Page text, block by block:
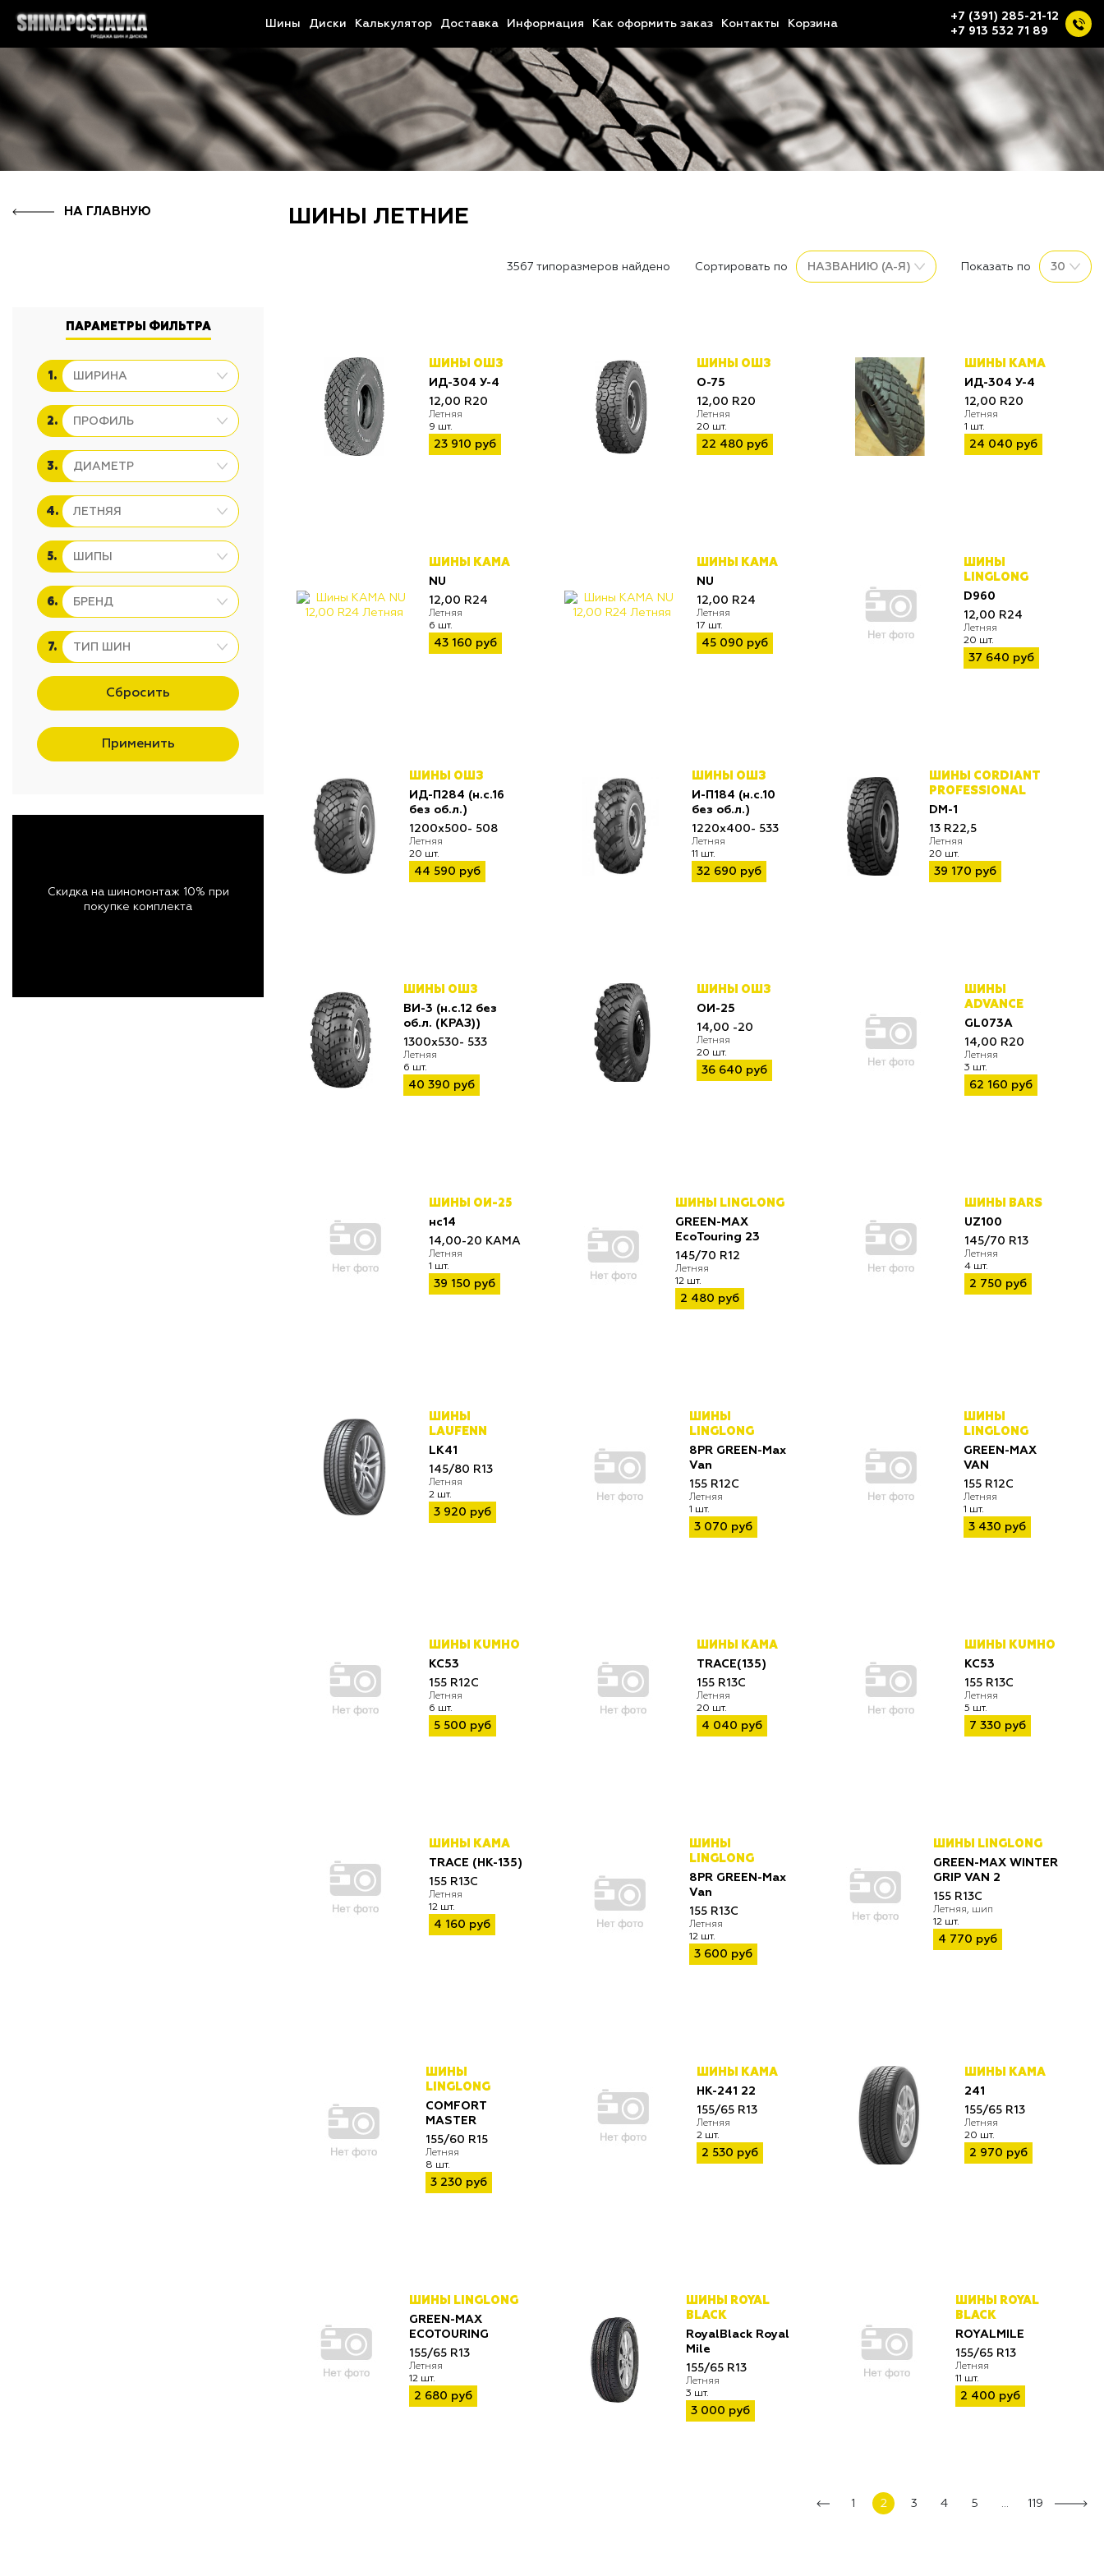
Шины Диски Калькулятор Доставка Информация Как оформить заказ Контакты Корзина
+7 (391) 285-21-12
+7 913 532 71 89
НА ГЛАВНУЮ ШИНЫ ЛЕТНИЕ
3567 типоразмеров найдено Сортировать по Показать по
ШИНЫ ОШЗ
ИД-304 У-4
12,00 R20
Летняя
9 шт.
23 910 руб
ШИНЫ ОШЗ
О-75
12,00 R20
Летняя
20 шт.
22 480 руб
ШИНЫ КАМА
ИД-304 У-4
12,00 R20
Летняя
1 шт.
24 040 руб
ШИНЫ КАМА
NU
12,00 R24
Летняя
6 шт.
43 160 руб
ШИНЫ КАМА
NU
12,00 R24
Летняя
17 шт.
45 090 руб
ШИНЫ
LINGLONG
D960
12,00 R24
Летняя
20 шт.
37 640 руб
ШИНЫ ОШЗ
ИД-П284 (н.с.16
без об.л.)
1200x500- 508
Летняя
20 шт.
44 590 руб
ШИНЫ ОШЗ
И-П184 (н.с.10
без об.л.)
1220x400- 533
Летняя
11 шт.
32 690 руб
ШИНЫ CORDIANT
PROFESSIONAL
DM-1
13 R22,5
Летняя
20 шт.
39 170 руб
ШИНЫ ОШЗ
ВИ-3 (н.с.12 без
об.л. (КРАЗ))
1300x530- 533
Летняя
6 шт.
40 390 руб
ШИНЫ ОШЗ
ОИ-25
14,00 -20
Летняя
20 шт.
36 640 руб
ШИНЫ
ADVANCE
GL073A
14,00 R20
Летняя
3 шт.
62 160 руб
ШИНЫ ОИ-25
нс14
14,00-20 КАМА
Летняя
1 шт.
39 150 руб
ШИНЫ LINGLONG
GREEN-MAX
EcoTouring 23
145/70 R12
Летняя
12 шт.
2 480 руб
ШИНЫ BARS
UZ100
145/70 R13
Летняя
4 шт.
2 750 руб
ШИНЫ
LAUFENN
LK41
145/80 R13
Летняя
2 шт.
3 920 руб
ШИНЫ
LINGLONG
8PR GREEN-Max
Van
155 R12C
Летняя
1 шт.
3 070 руб
ШИНЫ
LINGLONG
GREEN-MAX
VAN
155 R12C
Летняя
1 шт.
3 430 руб
ШИНЫ KUMHO
KC53
155 R12C
Летняя
6 шт.
5 500 руб
ШИНЫ КАМА
TRACE(135)
155 R13C
Летняя
20 шт.
4 040 руб
ШИНЫ KUMHO
KC53
155 R13C
Летняя
5 шт.
7 330 руб
ШИНЫ КАМА
TRACE (НК-135)
155 R13C
Летняя
12 шт.
4 160 руб
ШИНЫ
LINGLONG
8PR GREEN-Max
Van
155 R13C
Летняя
12 шт.
3 600 руб
ШИНЫ LINGLONG
GREEN-MAX WINTER
GRIP VAN 2
155 R13C
Летняя, шип
12 шт.
4 770 руб
ШИНЫ
LINGLONG
COMFORT
MASTER
155/60 R15
Летняя
8 шт.
3 230 руб
ШИНЫ КАМА
НК-241 22
155/65 R13
Летняя
2 шт.
2 530 руб
ШИНЫ КАМА
241
155/65 R13
Летняя
20 шт.
2 970 руб
ШИНЫ LINGLONG
GREEN-MAX
ECOTOURING
155/65 R13
Летняя
12 шт.
2 680 руб
ШИНЫ ROYAL
BLACK
RoyalBlack Royal
Mile
155/65 R13
Летняя
3 шт.
3 000 руб
ШИНЫ ROYAL
BLACK
ROYALMILE
155/65 R13
Летняя
11 шт.
2 400 руб
1 2 3 4 5 119
ПАРАМЕТРЫ ФИЛЬТРА
1.
2.
3.
4.
5.
6.
7.
Сбросить
Применить
Скидка на шиномонтаж 10% при
покупке комплекта